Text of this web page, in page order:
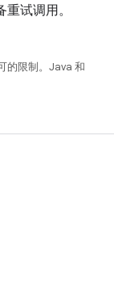
试调用。
的限制。Java 和